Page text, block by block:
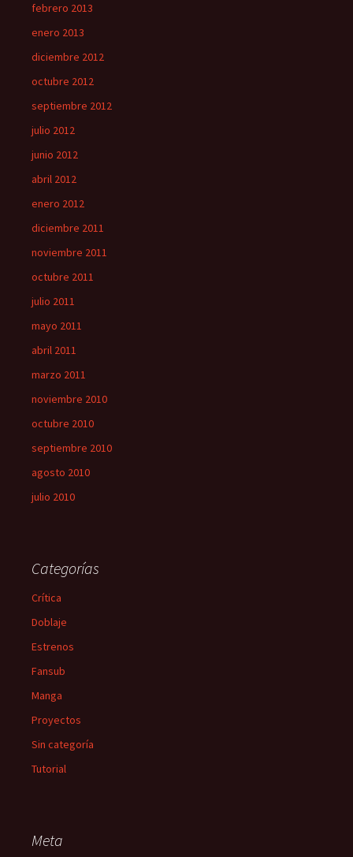
febrero 2013
enero 2013
diciembre 2012
octubre 2012
septiembre 2012
julio 2012
junio 2012
abril 2012
enero 2012
diciembre 2011
noviembre 2011
octubre 2011
julio 2011
mayo 2011
abril 2011
marzo 2011
noviembre 2010
octubre 2010
septiembre 2010
agosto 2010
julio 2010
Categorías
Crítica
Doblaje
Estrenos
Fansub
Manga
Proyectos
Sin categoría
Tutorial
Meta